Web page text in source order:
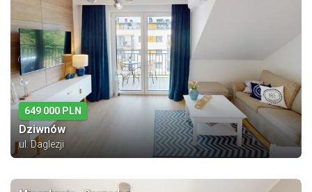
649 000 PLN
Dziwnów
ul. Daglezji